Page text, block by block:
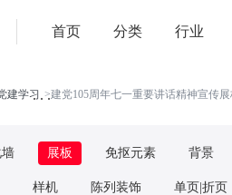
首页 分类 行业
. . .
建学习 >建党105周年七一重要讲话精神宣传
展板 免抠元素 背景
样机 陈列装饰 单页|折页